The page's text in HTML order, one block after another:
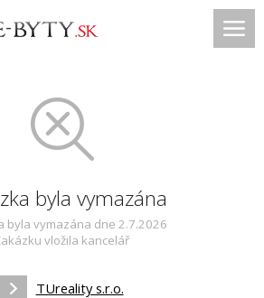
byla vymazána
byla vymazána dne 2.7.2026
vložila kancelář
TUreality s.r.o.